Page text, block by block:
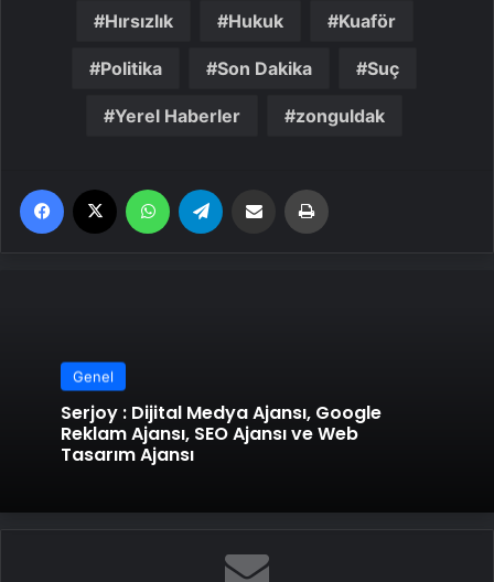
Hırsızlık Hukuk Kuaför
Politika Son Dakika Suç
Yerel Haberler zonguldak
Facebook WhatsApp Email'den paylaş
Genel
Serjoy : Dijital Medya Ajansı, Google
Reklam Ajansı, SEO Ajansı ve Web
Tasarım Ajansı